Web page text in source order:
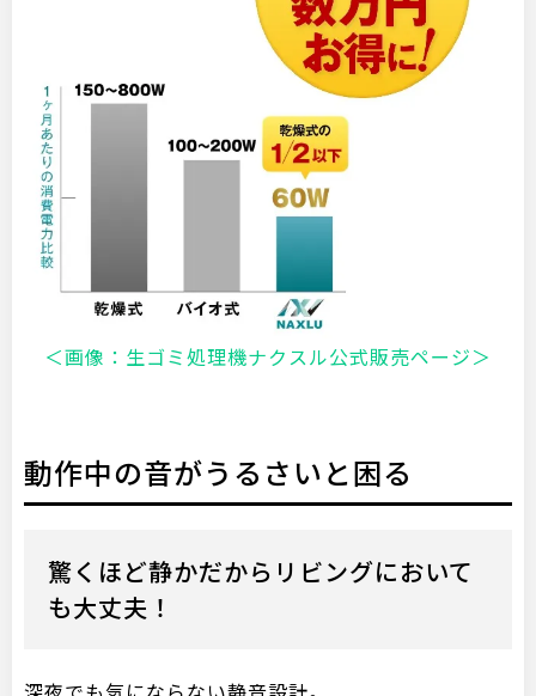
＜画像：生ゴミ処理機ナクスル公式販売ページ＞
動作中の音がうるさいと困る
驚くほど静かだからリビングにおいて
も大丈夫！